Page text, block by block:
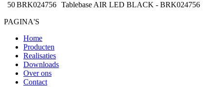
50BRK024756 Tablebase AIR LED BLACK - BRK024756
PAGINA'S
Home
Producten
Realisaties
Downloads
Over ons
Contact